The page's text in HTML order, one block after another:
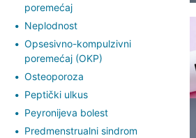
poremećaj
Neplodnost
Opsesivno-kompulzivni
poremećaj (OKP)
Osteoporoza
Peptički ulkus
Peyronijeva bolest
Predmenstrualni sindrom